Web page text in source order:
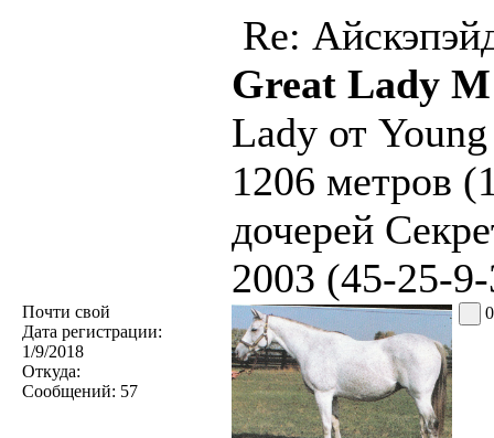
Почти свой
Дата регистрации:
1/9/2018
Откуда:
Сообщений: 57
Re:
Great Lady M
Lady от
1206 метров
дочерей
2003 (45-25-
0